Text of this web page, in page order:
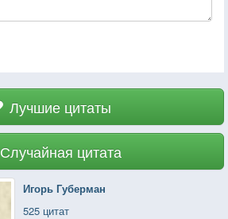
Лучшие цитаты
Случайная цитата
Игорь Губерман
525 цитат